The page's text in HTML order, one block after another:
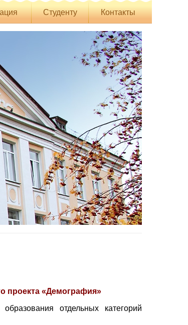
Студенту Контакты
проекта «Демография»
отдельных категорий